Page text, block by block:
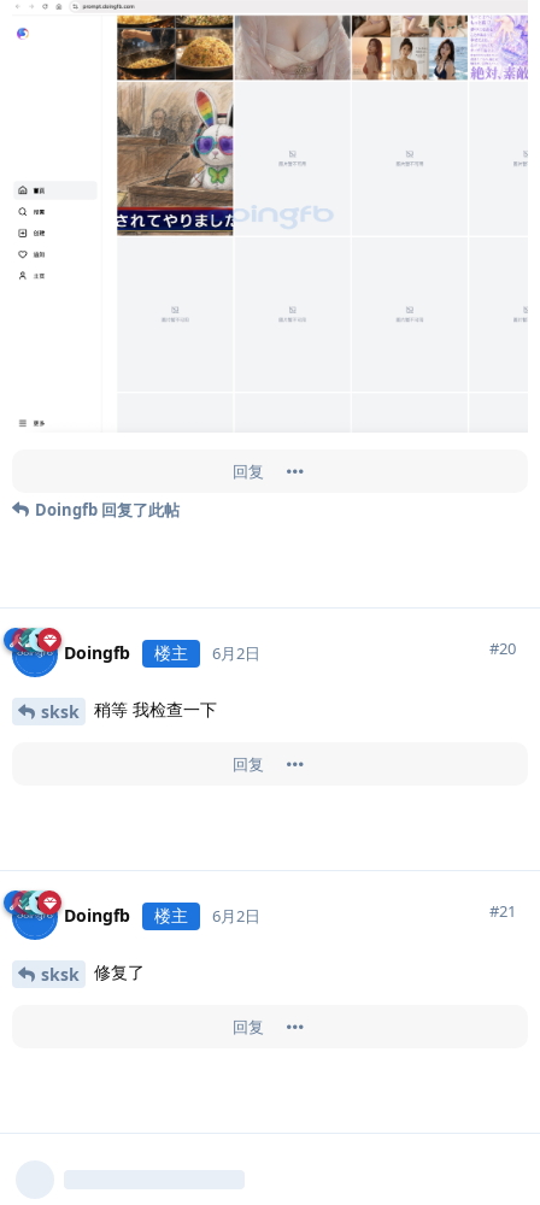
回复
Doingfb 回复了此帖
Doingfb 楼主 6月2日 #20
sksk 稍等 我检查一下
回复
Doingfb 楼主 6月2日 #21
sksk 修复了
回复